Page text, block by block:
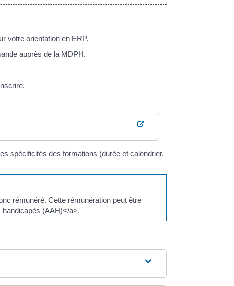
votre orientation en ERP.
auprès de la MDPH.
spécificités des formations (durée et calendrier,
rémunéré. Cette rémunération peut être
handicapés (AAH)</a>.